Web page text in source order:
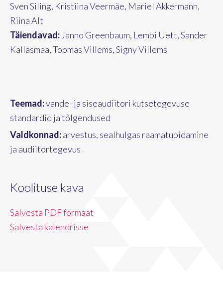
Sven Siling, Kristiina Veermäe, Mariel Akkermann,
Riina Alt
Täiendavad: Janno Greenbaum, Lembi Uett, Sander
Kallasmaa, Toomas Villems, Signy Villems
Teemad:vande- ja siseaudiitori kutsetegevuse
standardid ja tõlgendused
Valdkonnad:arvestus, sealhulgas raamatupidamine
ja audiitortegevus
Koolituse kava
Salvesta PDF formaat
Salvesta kalendrisse